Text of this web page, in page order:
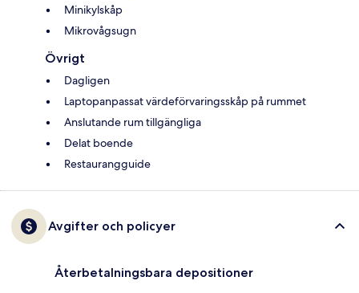
Minikylskåp
Mikrovågsugn
Övrigt
Dagligen
Laptopanpassat värdeförvaringsskåp på rummet
Anslutande rum tillgängliga
Delat boende
Restaurangguide
Avgifter och policyer
Återbetalningsbara depositioner